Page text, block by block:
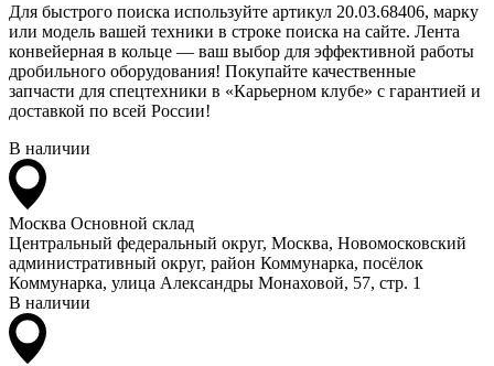
Для быстрого поиска используйте артикул 20.03.68406, марку
или модель вашей техники в строке поиска на сайте. Лента
конвейерная в кольце — ваш выбор для эффективной работы
дробильного оборудования! Покупайте качественные
запчасти для спецтехники в «Карьерном клубе» с гарантией и
доставкой по всей России!
В наличии
Москва Основной склад
Центральный федеральный округ, Москва, Новомосковский
административный округ, район Коммунарка, посёлок
Коммунарка, улица Александры Монаховой, 57, стр. 1
В наличии